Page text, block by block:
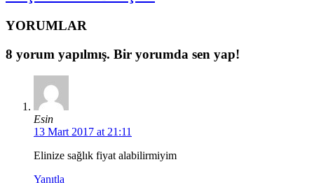
YORUMLAR
8 yorum yapılmış. Bir yorumda sen yap!
Esin
13 Mart 2017 at 21:11
Elinize sağlık fiyat alabilirmiyim
Yanıtla